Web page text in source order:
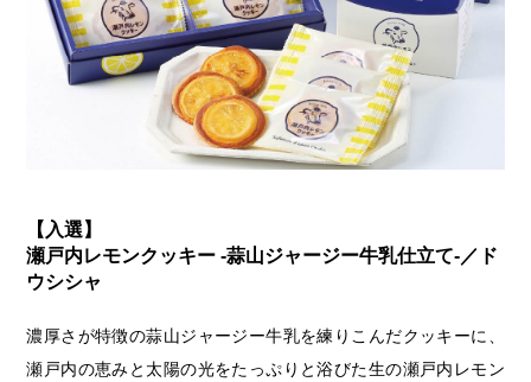
【入選】
瀬戸内レモンクッキー -蒜山ジャージー牛乳仕立て-／ド
ウシシャ
濃厚さが特徴の蒜山ジャージー牛乳を練りこんだクッキーに、
瀬戸内の恵みと太陽の光をたっぷりと浴びた生の瀬戸内レモン